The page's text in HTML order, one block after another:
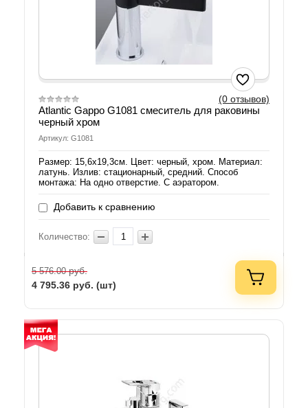
(0 отзывов)
Atlantic Gappo G1081 смеситель для раковины
черный хром
Артикул: G1081
Размер: 15,6х19,3см. Цвет: черный, хром. Материал:
латунь. Излив: стационарный, средний. Способ
монтажа: На одно отверстие. С аэратором.
Добавить к сравнению
Количество:
5 576.00руб.
4 795.36 руб. (шт)